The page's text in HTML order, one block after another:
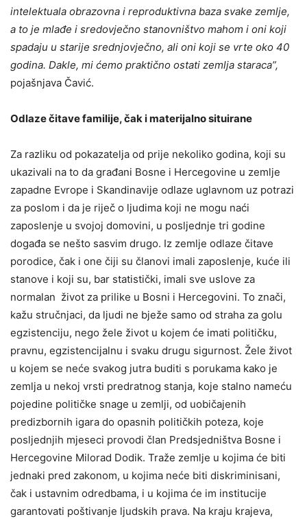
intelektuala obrazovna i reproduktivna baza svake zemlje,
a to je mlađe i sredovječno stanovništvo mahom i oni koji
spadaju u starije srednjovječno, ali oni koji se vrte oko 40
godina. Dakle, mi ćemo praktično ostati zemlja staraca”,
pojašnjava Čavić.
Odlaze čitave familije, čak i materijalno situirane
Za razliku od pokazatelja od prije nekoliko godina, koji su
ukazivali na to da građani Bosne i Hercegovine u zemlje
zapadne Evrope i Skandinavije odlaze uglavnom uz potrazi
za poslom i da je riječ o ljudima koji ne mogu naći
zaposlenje u svojoj domovini, u posljednje tri godine
događa se nešto sasvim drugo. Iz zemlje odlaze čitave
porodice, čak i one čiji su članovi imali zaposlenje, kuće ili
stanove i koji su, bar statistički, imali sve uslove za
normalan život za prilike u Bosni i Hercegovini. To znači,
kažu stručnjaci, da ljudi ne bježe samo od straha za golu
egzistenciju, nego žele život u kojem će imati političku,
pravnu, egzistencijalnu i svaku drugu sigurnost. Žele život
u kojem se neće svakog jutra buditi s porukama kako je
zemlja u nekoj vrsti predratnog stanja, koje stalno nameću
pojedine političke snage u zemlji, od uobičajenih
predizbornih igara do opasnih političkih poteza, koje
posljednjih mjeseci provodi član Predsjedništva Bosne i
Hercegovine Milorad Dodik. Traže zemlje u kojima će biti
jednaki pred zakonom, u kojima neće biti diskriminisani,
čak i ustavnim odredbama, i u kojima će im institucije
garantovati poštivanje ljudskih prava. Na kraju krajeva,